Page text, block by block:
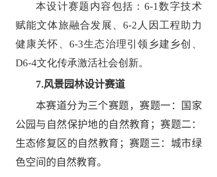
本设计赛题内容包括： 6-1数字技术
赋能文体旅融合发展、 6-2 人因工程助力
健康关怀、 6-3生态治理引领乡建乡创、
D6-4文化传承激活社会创新。
7.风景园林设计赛道
本赛道分为三个赛题， 赛题一：国家
公园与自然保护地的自然教育；赛题二：
生态修复区的自然教育；赛题三：城市绿
色空间的自然教育。